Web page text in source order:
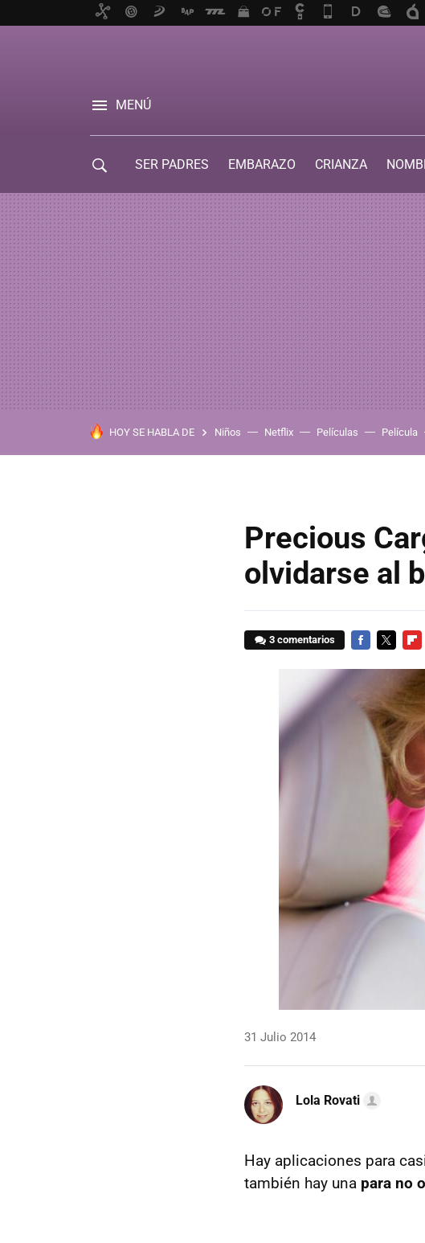
MENÚ
SER PADRES EMBARAZO CRIANZA
HOY SE HABLA DE Niños Netflix Películas Película
Precious
olvidarse al
3 comentarios
31 Julio 2014
Lola Rovati
Hay aplicaciones para
también hay una para no